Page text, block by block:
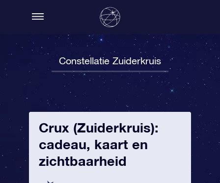
Constellatie Zuiderkruis
Crux (Zuiderkruis):
cadeau, kaart en
zichtbaarheid